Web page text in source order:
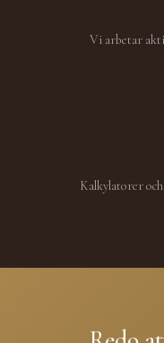
Vi arbetar
Kalkylatorer